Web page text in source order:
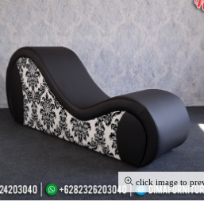
click image to